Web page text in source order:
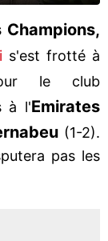
Champions,
s'est frotté à
le club
à l'Emirates
(1-2).
pas les